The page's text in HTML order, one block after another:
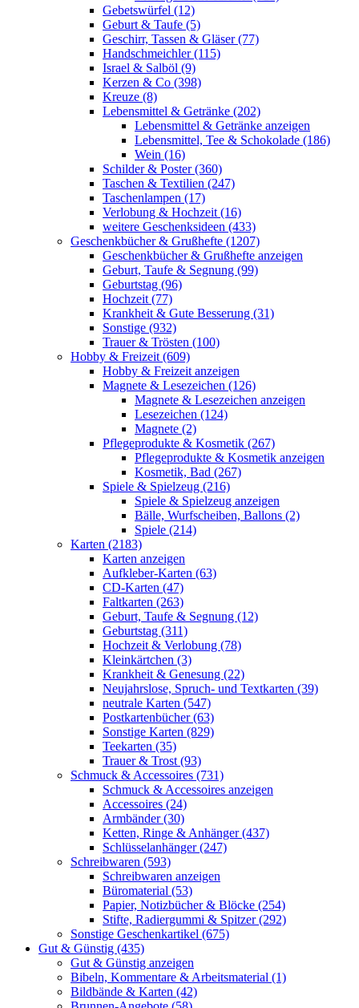
Gebetswürfel (12)
Geburt & Taufe (5)
Geschirr, Tassen & Gläser (77)
Handschmeichler (115)
Israel & Salböl (9)
Kerzen & Co (398)
Kreuze (8)
Lebensmittel & Getränke (202)
Lebensmittel & Getränke anzeigen
Lebensmittel, Tee & Schokolade (186)
Wein (16)
Schilder & Poster (360)
Taschen & Textilien (247)
Taschenlampen (17)
Verlobung & Hochzeit (16)
weitere Geschenksideen (433)
Geschenkbücher & Grußhefte (1207)
Geschenkbücher & Grußhefte anzeigen
Geburt, Taufe & Segnung (99)
Geburtstag (96)
Hochzeit (77)
Krankheit & Gute Besserung (31)
Sonstige (932)
Trauer & Trösten (100)
Hobby & Freizeit (609)
Hobby & Freizeit anzeigen
Magnete & Lesezeichen (126)
Magnete & Lesezeichen anzeigen
Lesezeichen (124)
Magnete (2)
Pflegeprodukte & Kosmetik (267)
Pflegeprodukte & Kosmetik anzeigen
Kosmetik, Bad (267)
Spiele & Spielzeug (216)
Spiele & Spielzeug anzeigen
Bälle, Wurfscheiben, Ballons (2)
Spiele (214)
Karten (2183)
Karten anzeigen
Aufkleber-Karten (63)
CD-Karten (47)
Faltkarten (263)
Geburt, Taufe & Segnung (12)
Geburtstag (311)
Hochzeit & Verlobung (78)
Kleinkärtchen (3)
Krankheit & Genesung (22)
Neujahrslose, Spruch- und Textkarten (39)
neutrale Karten (547)
Postkartenbücher (63)
Sonstige Karten (829)
Teekarten (35)
Trauer & Trost (93)
Schmuck & Accessoires (731)
Schmuck & Accessoires anzeigen
Accessoires (24)
Armbänder (30)
Ketten, Ringe & Anhänger (437)
Schlüsselanhänger (247)
Schreibwaren (593)
Schreibwaren anzeigen
Büromaterial (53)
Papier, Notizbücher & Blöcke (254)
Stifte, Radiergummi & Spitzer (292)
Sonstige Geschenkartikel (675)
Gut & Günstig (435)
Gut & Günstig anzeigen
Bibeln, Kommentare & Arbeitsmaterial (1)
Bildbände & Karten (42)